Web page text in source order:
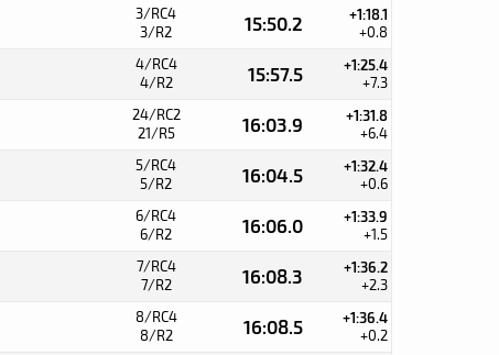
3/RC4
3/R2
15:50.2 +1:18.1
+0.8
4/RC4
4/R2
15:57.5 +1:25.4
+7.3
24/RC2
21/R5
16:03.9 +1:31.8
+6.4
5/RC4
5/R2
16:04.5 +1:32.4
+0.6
6/RC4
6/R2
16:06.0 +1:33.9
+1.5
7/RC4
7/R2
16:08.3 +1:36.2
+2.3
8/RC4
8/R2
16:08.5 +1:36.4
+0.2